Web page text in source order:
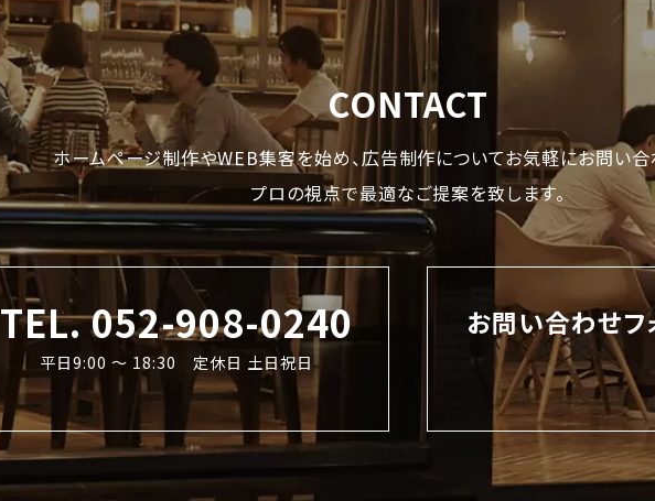
CONTACT
ホームページ制作やWEB集客を始め、広告制作についてお気軽にお問い合
プロの視点で最適なご提案を致します。
TEL. 052-908-0240
平日9:00 〜 18:30 定休日 土日祝日
お問い合わせフ